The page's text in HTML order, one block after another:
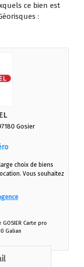
ce bien est
:
Gosier
choix de biens
Vous souhaitez
Carte pro
Galian